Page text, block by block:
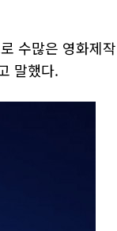
수많은 영화제작
말했다.